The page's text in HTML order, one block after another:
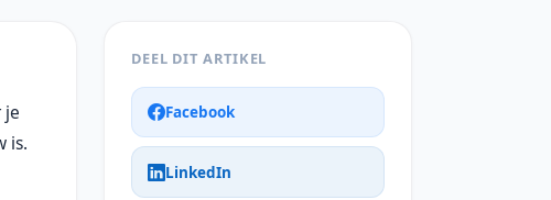
je
is.
DEEL DIT ARTIKEL
Facebook
LinkedIn